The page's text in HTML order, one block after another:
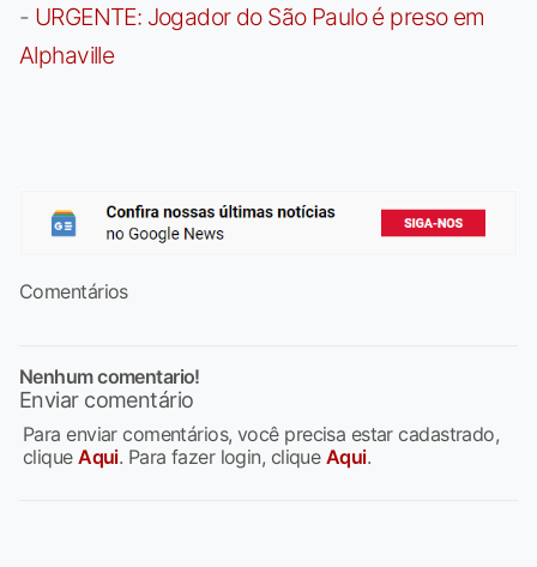
- URGENTE: Jogador do São Paulo é preso em
Alphaville
Comentários
Nenhum comentario!
Enviar comentário
Para enviar comentários, você precisa estar cadastrado,
cliqueAqui. Para fazer login, clique Aqui.